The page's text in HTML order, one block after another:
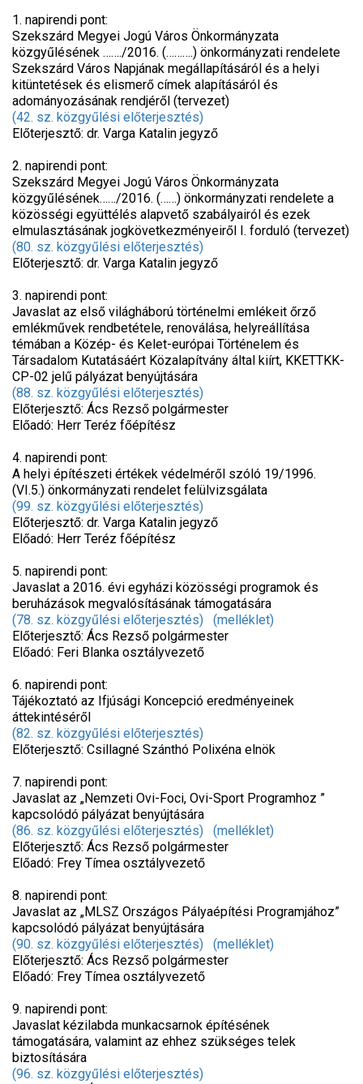
1. napirendi pont:
Szekszárd Megyei Jogú Város Önkormányzata
közgyűlésének ……./2016. (……….) önkormányzati rendelete
Szekszárd Város Napjának megállapításáról és a helyi
kitüntetések és elismerő címek alapításáról és
adományozásának rendjéről (tervezet)
(42. sz. közgyűlési előterjesztés)
Előterjesztő: dr. Varga Katalin jegyző
2. napirendi pont:
Szekszárd Megyei Jogú Város Önkormányzata
közgyűlésének……/2016. (……) önkormányzati rendelete a
közösségi együttélés alapvető szabályairól és ezek
elmulasztásának jogkövetkezményeiről I. forduló (tervezet)
(80. sz. közgyűlési előterjesztés)
Előterjesztő: dr. Varga Katalin jegyző
3. napirendi pont:
Javaslat az első világháború történelmi emlékeit őrző
emlékművek rendbetétele, renoválása, helyreállítása
témában a Közép- és Kelet-európai Történelem és
Társadalom Kutatásáért Közalapítvány által kiírt, KKETTKK-
CP-02 jelű pályázat benyújtására
(88. sz. közgyűlési előterjesztés)
Előterjesztő: Ács Rezső polgármester
Előadó: Herr Teréz főépítész
4. napirendi pont:
A helyi építészeti értékek védelméről szóló 19/1996.
(VI.5.) önkormányzati rendelet felülvizsgálata
(99. sz. közgyűlési előterjesztés)
Előterjesztő: dr. Varga Katalin jegyző
Előadó: Herr Teréz főépítész
5. napirendi pont:
Javaslat a 2016. évi egyházi közösségi programok és
beruházások megvalósításának támogatására
(78. sz. közgyűlési előterjesztés)
(melléklet)
Előterjesztő: Ács Rezső polgármester
Előadó: Feri Blanka osztályvezető
6. napirendi pont:
Tájékoztató az Ifjúsági Koncepció eredményeinek
áttekintéséről
(82. sz. közgyűlési előterjesztés)
Előterjesztő: Csillagné Szánthó Polixéna elnök
7. napirendi pont:
Javaslat az „Nemzeti Ovi-Foci, Ovi-Sport Programhoz ”
kapcsolódó pályázat benyújtására
(86. sz. közgyűlési előterjesztés)
(melléklet)
Előterjesztő: Ács Rezső polgármester
Előadó: Frey Tímea osztályvezető
8. napirendi pont:
Javaslat az „MLSZ Országos Pályaépítési Programjához”
kapcsolódó pályázat benyújtására
(90. sz. közgyűlési előterjesztés)
(melléklet)
Előterjesztő: Ács Rezső polgármester
Előadó: Frey Tímea osztályvezető
9. napirendi pont:
Javaslat kézilabda munkacsarnok építésének
támogatására, valamint az ehhez szükséges telek
biztosítására
(96. sz. közgyűlési előterjesztés)